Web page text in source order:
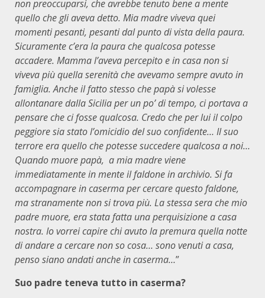
non preoccuparsi, che avrebbe tenuto bene a mente
quello che gli aveva detto. Mia madre viveva quei
momenti pesanti, pesanti dal punto di vista della paura.
Sicuramente c’era la paura che qualcosa potesse
accadere. Mamma l’aveva percepito e in casa non si
viveva più quella serenità che avevamo sempre avuto in
famiglia. Anche il fatto stesso che papà si volesse
allontanare dalla Sicilia per un po’ di tempo, ci portava a
pensare che ci fosse qualcosa. Credo che per lui il colpo
peggiore sia stato l’omicidio del suo confidente… Il suo
terrore era quello che potesse succedere qualcosa a noi…
Quando muore papà, a mia madre viene
immediatamente in mente il faldone in archivio. Si fa
accompagnare in caserma per cercare questo faldone,
ma stranamente non si trova più. La stessa sera che mio
padre muore, era stata fatta una perquisizione a casa
nostra. Io vorrei capire chi avuto la premura quella notte
di andare a cercare non so cosa… sono venuti a casa,
penso siano andati anche in caserma…”
Suo padre teneva tutto in caserma?